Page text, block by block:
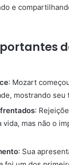
e
: Mozart
mostrando seu
:
vida, mas não o
: Sua